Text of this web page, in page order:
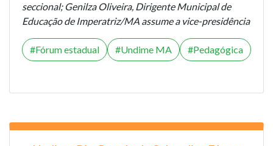
seccional; Genilza Oliveira, Dirigente Municipal de
Educação de Imperatriz/MA assume a vice-presidência
Fórum estadual Undime MA Pedagógica